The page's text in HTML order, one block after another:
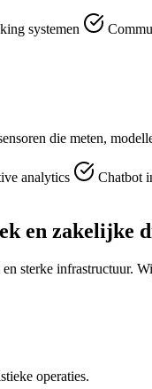
systemen
die meten,
analytics
Chatbot
en zakelijke
sterke infrastructuur.
operaties.